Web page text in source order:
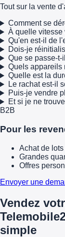
Tout sur la vente
Comment se
À quelle vitesse
Qu'en est-il de
Dois-je
Que se passe-t-
Quels appareils
Quelle est la
Le rachat est-il
Puis-je vendre
Et si je ne
B2B
Pour les
Achat de
Grandes
Offres
Envoyer une
Vendez
simple